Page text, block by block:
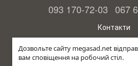
Дозвольте сайту megasad.net
вам сповіщення на робочий стіл.
093 170-72-03 067
Контакти
Повна версія
© 2015—2026